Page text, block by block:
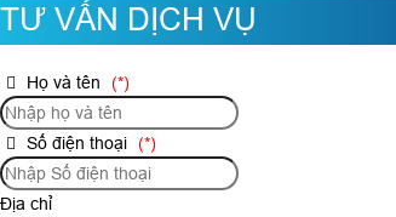
TƯ VẤN DỊCH VỤ
Họ và tên (*)
Số điện thoại (*)
Địa chỉ